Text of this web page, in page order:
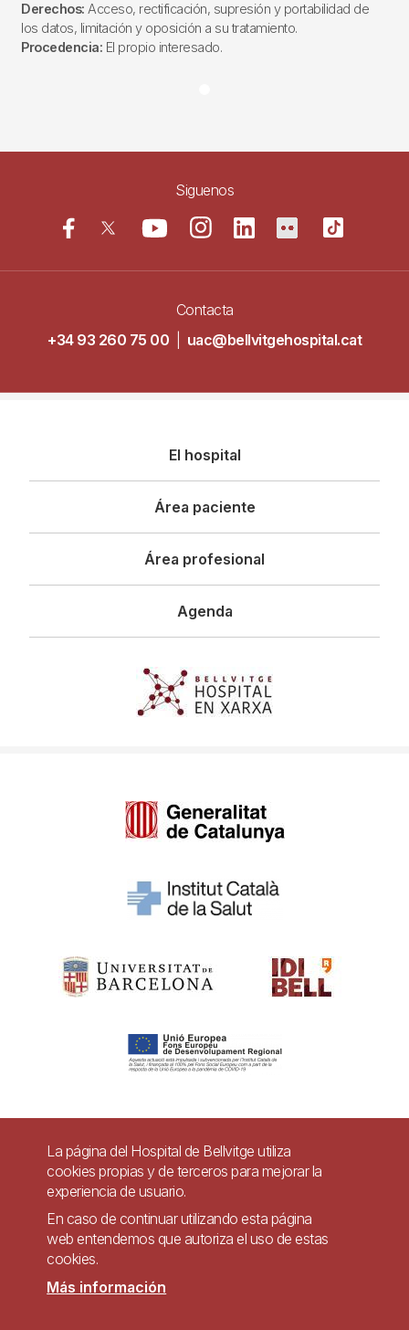
Derechos: Acceso, rectificación, supresión y portabilidad de
los datos, limitación y oposición a su tratamiento.
Procedencia: El propio interesado.
Siguenos
Contacta
+34 93 260 75 00
uac@bellvitgehospital.cat
principal
El hospital
Área paciente
Área profesional
Agenda
Pie
página
Contacto
Accesibilidad
Política de Privacidad de Sistemas de Videovigilancia
La página del Hospital de Bellvitge utiliza
cookies propias y de terceros para mejorar la
experiencia de usuario.
En caso de continuar utilizando esta página
web entendemos que autoriza el uso de estas
cookies.
Más información